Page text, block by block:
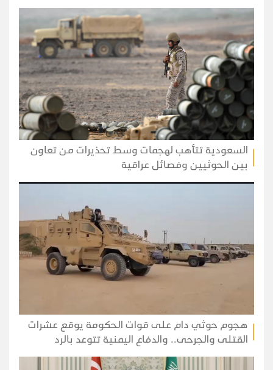
السعودية تتأهب لهجمات وسط تحذيرات من تعاون
بين الحوثيين وفصائل عراقية
هجوم حوثي دام على قوات الحكومة يوقع عشرات
القتلى والجرحى.. والدفاع اليمنية تتوعد بالرد